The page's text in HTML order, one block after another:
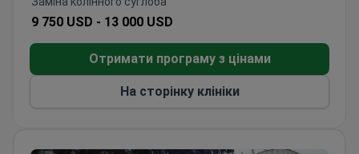
іноземних пацієнтів. Вона відноситься до клінік
III рівня класу А - найвищий рівень у Китаї.
Отримати програму з цінами
На сторінку клініки